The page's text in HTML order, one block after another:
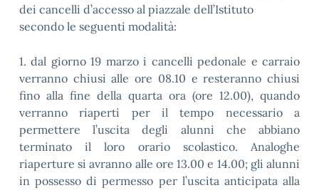
dei cancelli d’accesso al piazzale dell’Istituto
secondo le seguenti modalità:
1. dal giorno 19 marzo i cancelli pedonale e carraio
verranno chiusi alle ore 08.10 e resteranno chiusi
fino alla fine della quarta ora (ore 12.00), quando
verranno riaperti per il tempo necessario a
permettere l’uscita degli alunni che abbiano
terminato il loro orario scolastico. Analoghe
riaperture si avranno alle ore 13.00 e 14.00; gli alunni
in possesso di permesso per l’uscita anticipata alla